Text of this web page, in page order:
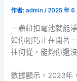
作者:admin/2025 年 6
一顆紐扣電池就能
如你剛巧正在開著
往何從，能夠你還
數據顯示，2023年